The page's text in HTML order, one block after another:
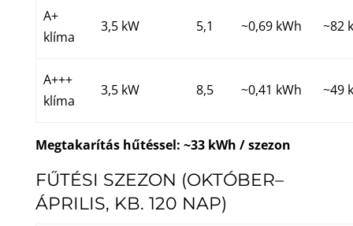
A+
klíma
3,5 kW 5,1 ~0,69 kWh ~82
A+++
klíma
3,5 kW 8,5 ~0,41 kWh ~49
Megtakarítás hűtéssel: ~33 kWh / szezon
FŰTÉSI SZEZON (OKTÓBER–
ÁPRILIS, KB. 120 NAP)